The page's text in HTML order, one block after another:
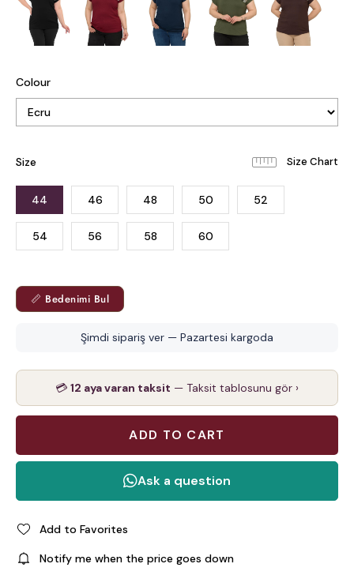
Colour
Size
44 46 48 50 52
54 56 58 60
📏 Bedenimi Bul
Şimdi sipariş ver — Pazartesi kargoda
💳 12 aya varan taksit — Taksit tablosunu gör ›
Add to Favorites
Notify me when the price goes down